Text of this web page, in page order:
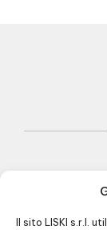
Il sito LISKI s.r.l.
©
Via Veneto, 8 -